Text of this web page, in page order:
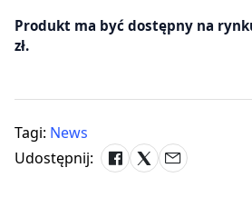
Produkt ma być dostępny na
zł.
Tagi: News
Udostępnij: